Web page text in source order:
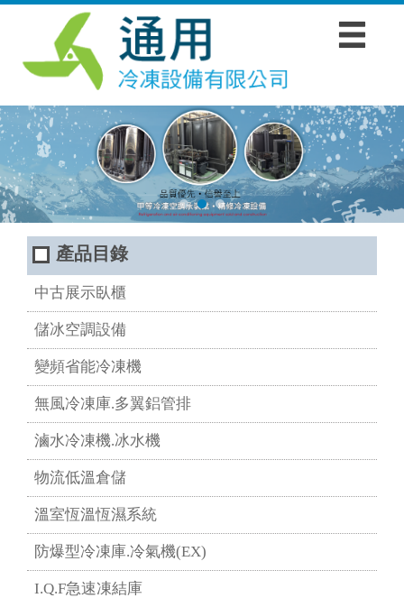
產品目錄
中古展示臥櫃
儲冰空調設備
變頻省能冷凍機
無風冷凍庫.多翼鋁管排
滷水冷凍機.冰水機
物流低溫倉儲
溫室恆溫恆濕系統
防爆型冷凍庫.冷氣機(EX)
I.Q.F急速凍結庫